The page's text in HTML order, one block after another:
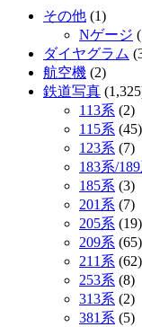
その他 (1)
Nゲージ
ダイヤグラム
航空機 (2)
鉄道写真
113系 (2)
115系 (45)
123系 (7)
183系/
185系 (3)
201系 (7)
205系 (19)
209系 (65)
211系 (62)
253系 (8)
313系 (2)
381系 (5)